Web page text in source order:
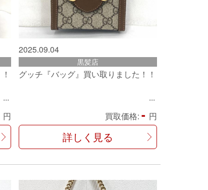
円
2025.09.04
黒髪店
グッチ『バッグ』買い取りました！！
買取価格: - 円
詳しく見る